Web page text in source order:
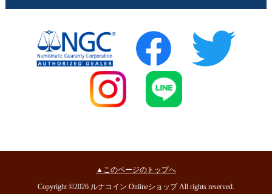
▲このページのトップへ
Copyright ©2026 ルナコイン Onlineショップ All rights reserved.